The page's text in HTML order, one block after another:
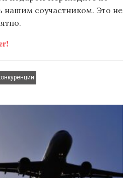
нашим соучастником. Это не